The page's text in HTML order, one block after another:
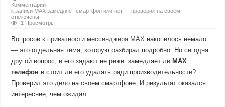
Комментарии
к записи MAX замедляет смартфон или нет — проверил на своем
отключены
1 Просмотры
Вопросов к приватности мессенджера MAX накопилось немало
— это отдельная тема, которую разбирал подробно. Но сегодня
другой вопрос, и его задают не реже: замедляет ли MAX
телефон и стоит ли его удалять ради производительности?
Проверил это дело на своем смартфоне. И результат оказался
интереснее, чем ожидал.